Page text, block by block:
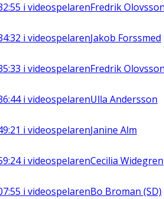
i videospelarenFredrik
i videospelarenJakob Forssmed
i videospelarenFredrik
i videospelarenUlla Andersson
i videospelarenJanine Alm
i videospelarenCecilia Widegren
i videospelarenBo Broman (SD)